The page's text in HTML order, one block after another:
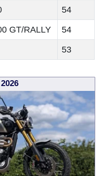
54
GT/RALLY 54
53